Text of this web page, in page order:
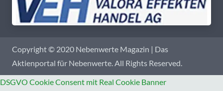
Copyright © 2020 Nebenwerte Magazin | Das
Aktienportal für Nebenwerte. All Rights Reserved.
DSGVO Cookie Consent mit Real Cookie Banner